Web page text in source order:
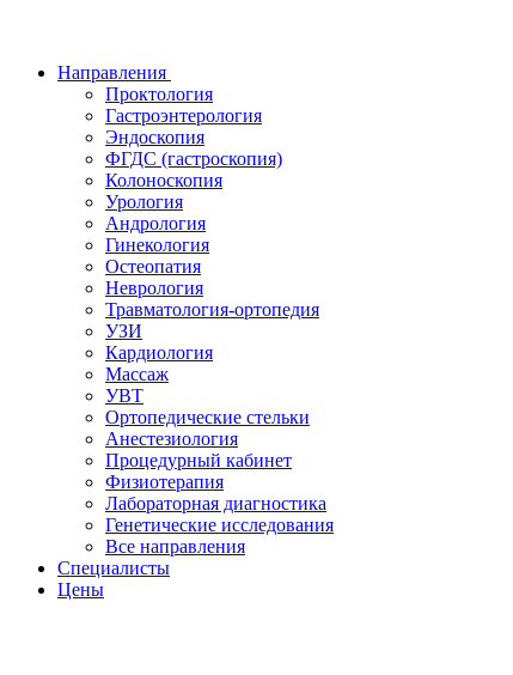
Направления
Проктология
Гастроэнтерология
Эндоскопия
ФГДС (гастроскопия)
Колоноскопия
Урология
Андрология
Гинекология
Остеопатия
Неврология
Травматология-ортопедия
УЗИ
Кардиология
Массаж
УВТ
Ортопедические стельки
Анестезиология
Процедурный кабинет
Физиотерапия
Лабораторная диагностика
Генетические исследования
Все направления
Специалисты
Цены